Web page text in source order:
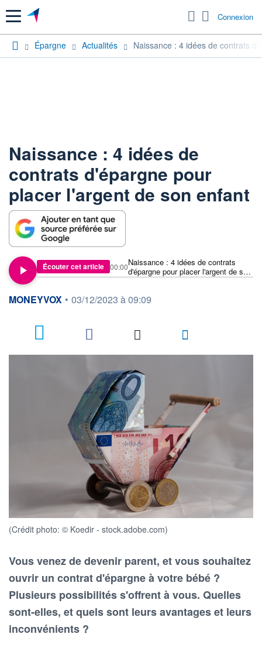
Menu Connexion
Épargne Actualités Naissance : 4 idées de contrats
Naissance : 4 idées de
contrats d'épargne pour
placer l'argent de son enfant
Écouter cet article
Naissance : 4 idées de contrats
d'épargne pour placer l'argent de son
enfant
00:00
information fournie par
MONEYVOX • 03/12/2023 à 09:09
(Crédit photo: © Koedir - stock.adobe.com)
Vous venez de devenir parent, et vous souhaitez
ouvrir un contrat d'épargne à votre bébé ?
Plusieurs possibilités s'offrent à vous. Quelles
sont-elles, et quels sont leurs avantages et leurs
inconvénients ?